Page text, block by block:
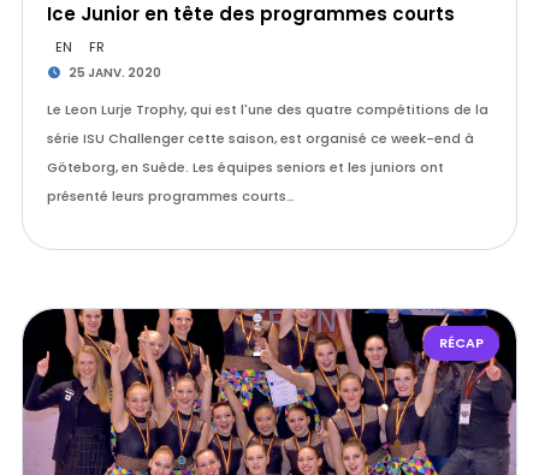
Ice Junior en tête des programmes courts
EN FR
25 JANV. 2020
Le Leon Lurje Trophy, qui est l'une des quatre compétitions de la
série ISU Challenger cette saison, est organisé ce week-end à
Göteborg, en Suède. Les équipes seniors et les juniors ont
présenté leurs programmes courts…
RÉCAP